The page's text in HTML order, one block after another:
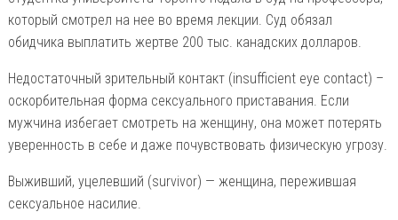
который смотрел на нее во время лекции. Суд обязал
обидчика выплатить жертве 200 тыс. канадских долларов.
Недостаточный зрительный контакт (insufficient eye contact) –
оскорбительная форма сексуального приставания. Если
мужчина избегает смотреть на женщину, она может потерять
уверенность в себе и даже почувствовать физическую угрозу.
Выживший, уцелевший (survivor) — женщина, пережившая
сексуальное насилие.